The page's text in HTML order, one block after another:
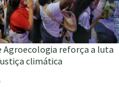
Agroecologia reforça a luta
climática